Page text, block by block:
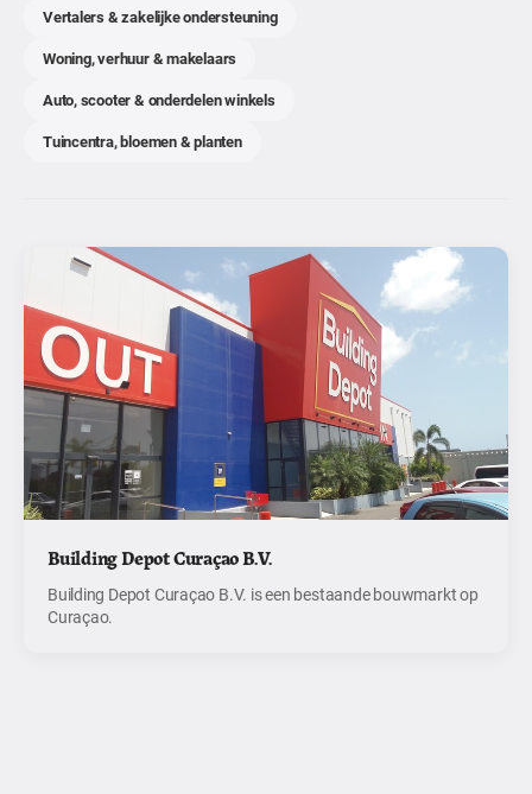
Vertalers & zakelijke ondersteuning
Woning, verhuur & makelaars
Auto, scooter & onderdelen winkels
Tuincentra, bloemen & planten
Building Depot Curaçao B.V.
Building Depot Curaçao B.V. is een bestaande bouwmarkt op
Curaçao.